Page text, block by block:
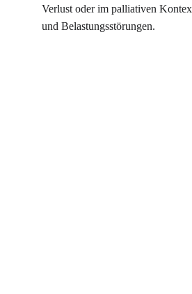
Verlust oder im palliativen
und Belastungsstörungen.